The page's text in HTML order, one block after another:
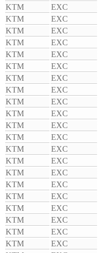
KTM
EXC
KTM
EXC
KTM
EXC
KTM
EXC
KTM
EXC
KTM
EXC
KTM
EXC
KTM
EXC
KTM
EXC
KTM
EXC
KTM
EXC
KTM
EXC
KTM
EXC
KTM
EXC
KTM
EXC
KTM
EXC
KTM
EXC
KTM
EXC
KTM
EXC
KTM
EXC
KTM
EXC